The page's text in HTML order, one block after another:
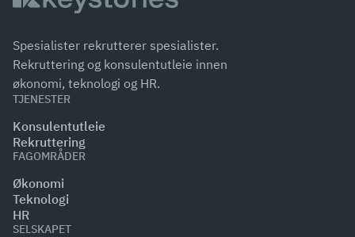
Spesialister rekrutterer spesialister.
Rekruttering og konsulentutleie innen
økonomi, teknologi og HR.
TJENESTER
Konsulentutleie
Rekruttering
FAGOMRÅDER
Økonomi
Teknologi
HR
SELSKAPET